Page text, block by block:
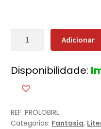
Quantidade
Profecia
dos
Dois
Lobos
+
Adicionar
Disponibilidade:
REF:PROLOBIRL
Categorias: Fantasia,